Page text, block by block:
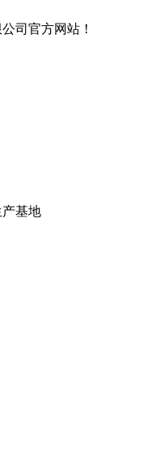
司官方网站！
基地